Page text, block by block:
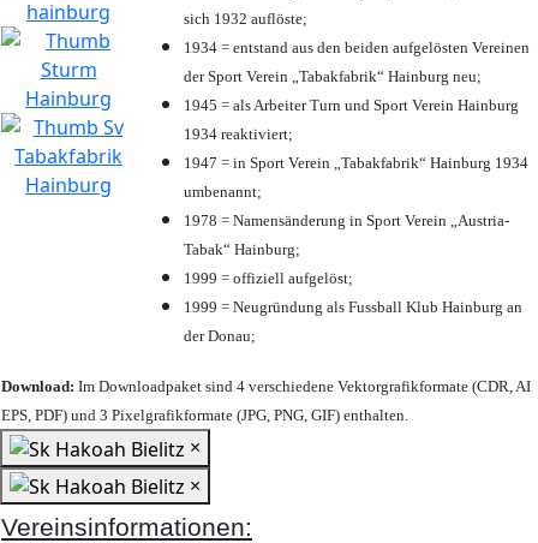
sich 1932 auflöste;
1934 = entstand aus den beiden aufgelösten Vereinen
der Sport Verein „Tabakfabrik“ Hainburg neu;
1945 = als Arbeiter Turn und Sport Verein Hainburg
1934 reaktiviert;
1947 = in Sport Verein „Tabakfabrik“ Hainburg 1934
umbenannt;
1978 = Namensänderung in Sport Verein „Austria-
Tabak“ Hainburg;
1999 = offiziell aufgelöst;
1999 = Neugründung als Fussball Klub Hainburg an
der Donau;
Download: Im Downloadpaket sind 4 verschiedene Vektorgrafikformate (CDR, AI
EPS, PDF) und 3 Pixelgrafikformate (JPG, PNG, GIF) enthalten.
×
×
Vereinsinformationen: